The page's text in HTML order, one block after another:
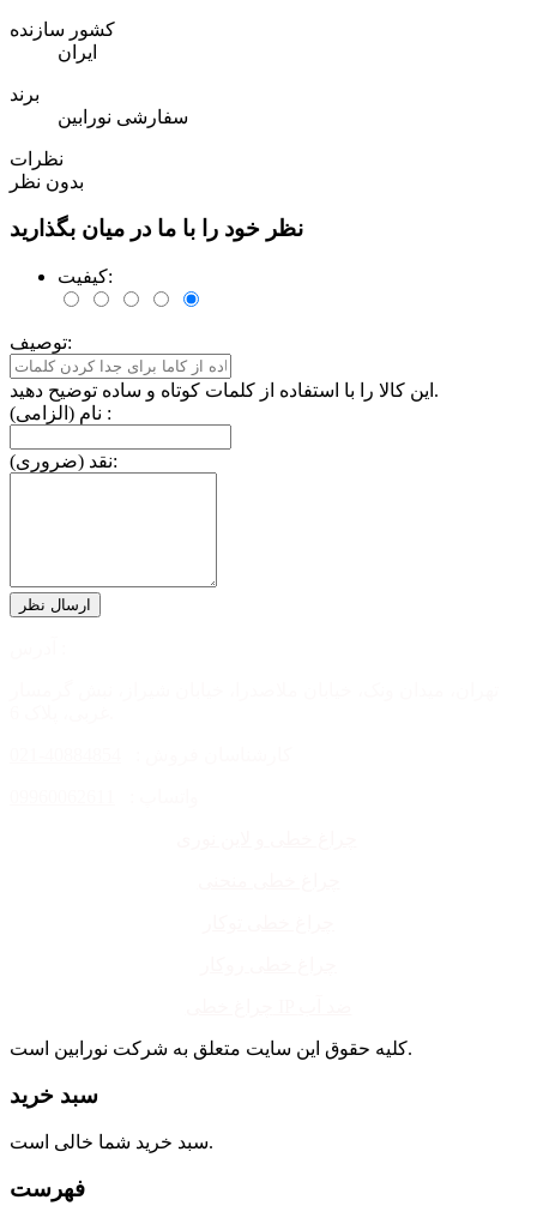
کشور سازنده
ایران
برند
سفارشی نورابین
نظرات
بدون نظر
نظر خود را با ما در میان بگذارید
کیفیت:
توصیف:
این کالا را با استفاده از کلمات کوتاه و ساده توضیح دهید.
نام (الزامی) :
نقد (ضروری):
کلیه حقوق این سایت متعلق به شرکت نورابین است.
سبد خرید
سبد خرید شما خالی است.
فهرست